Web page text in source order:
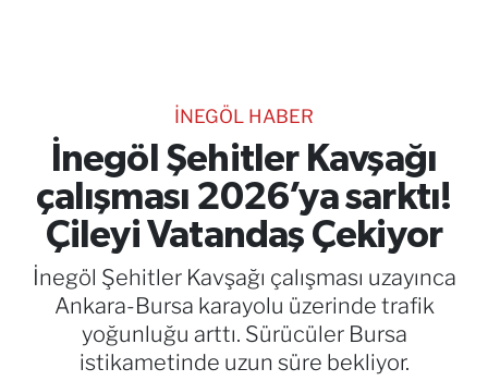
İNEGÖL HABER
İnegöl Şehitler Kavşağı
çalışması 2026’ya sarktı!
Çileyi Vatandaş Çekiyor
İnegöl Şehitler Kavşağı çalışması uzayınca
Ankara-Bursa karayolu üzerinde trafik
yoğunluğu arttı. Sürücüler Bursa
istikametinde uzun süre bekliyor.
RESMİ İLANLAR
Gencsesfm Canlı Dinle